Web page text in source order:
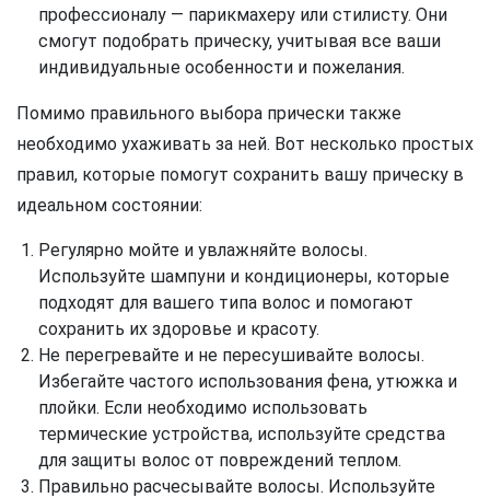
профессионалу — парикмахеру или стилисту. Они
смогут подобрать прическу, учитывая все ваши
индивидуальные особенности и пожелания.
Помимо правильного выбора прически также
необходимо ухаживать за ней. Вот несколько простых
правил, которые помогут сохранить вашу прическу в
идеальном состоянии:
Регулярно мойте и увлажняйте волосы.
Используйте шампуни и кондиционеры, которые
подходят для вашего типа волос и помогают
сохранить их здоровье и красоту.
Не перегревайте и не пересушивайте волосы.
Избегайте частого использования фена, утюжка и
плойки. Если необходимо использовать
термические устройства, используйте средства
для защиты волос от повреждений теплом.
Правильно расчесывайте волосы. Используйте